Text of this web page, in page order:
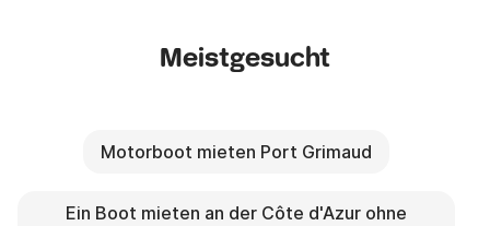
Meistgesucht
Motorboot mieten Port Grimaud
Ein Boot mieten an der Côte d'Azur ohne